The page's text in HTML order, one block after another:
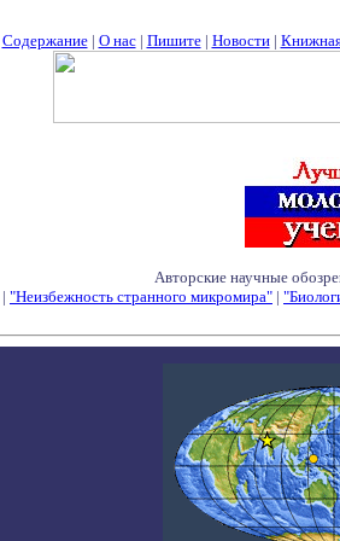
Содержание| О нас| Пишите| Новости|
Авторские научные
| "Неизбежность странного микромира" |